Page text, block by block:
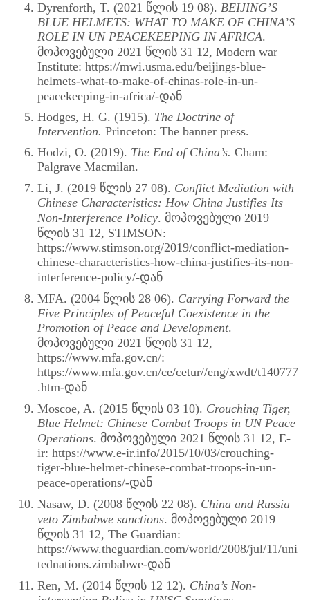
Dyrenforth, T. (2021 წლის 19 08). BEIJING’S
BLUE HELMETS: WHAT TO MAKE OF CHINA’S
ROLE IN UN PEACEKEEPING IN AFRICA.
მოპოვებული 2021 წლის 31 12, Modern war
Institute: https://mwi.usma.edu/beijings-blue-
helmets-what-to-make-of-chinas-role-in-un-
peacekeeping-in-africa/-დან
Hodges, H. G. (1915). The Doctrine of
Intervention. Princeton: The banner press.
Hodzi, O. (2019). The End of China’s. Cham:
Palgrave Macmilan.
Li, J. (2019 წლის 27 08). Conflict Mediation with
Chinese Characteristics: How China Justifies Its
Non-Interference Policy. მოპოვებული 2019
წლის 31 12, STIMSON:
https://www.stimson.org/2019/conflict-mediation-
chinese-characteristics-how-china-justifies-its-non-
interference-policy/-დან
MFA. (2004 წლის 28 06). Carrying Forward the
Five Principles of Peaceful Coexistence in the
Promotion of Peace and Development.
მოპოვებული 2021 წლის 31 12,
https://www.mfa.gov.cn/:
https://www.mfa.gov.cn/ce/cetur//eng/xwdt/t140777
.htm-დან
Moscoe, A. (2015 წლის 03 10). Crouching Tiger,
Blue Helmet: Chinese Combat Troops in UN Peace
Operations. მოპოვებული 2021 წლის 31 12, E-
ir: https://www.e-ir.info/2015/10/03/crouching-
tiger-blue-helmet-chinese-combat-troops-in-un-
peace-operations/-დან
Nasaw, D. (2008 წლის 22 08). China and Russia
veto Zimbabwe sanctions. მოპოვებული 2019
წლის 31 12, The Guardian:
https://www.theguardian.com/world/2008/jul/11/uni
tednations.zimbabwe-დან
Ren, M. (2014 წლის 12 12). China’s Non-